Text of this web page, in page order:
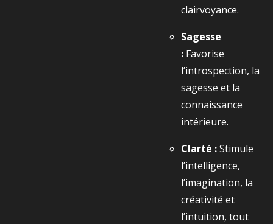
clairvoyance.
Sagesse
: Favorise
l’introspection, la
sagesse et la
connaissance
intérieure.
Clarté :Stimule
l’intelligence,
l’imagination, la
créativité et
l’intuition, tout